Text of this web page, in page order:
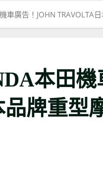
車廣告！JOHN TRAVOLTA
本田
牌重型